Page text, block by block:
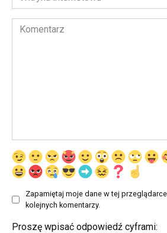
internetowa
Komentarz
Zapamiętaj moje dane w tej
kolejnych komentarzy.
Proszę wpisać odpowiedź cyframi: